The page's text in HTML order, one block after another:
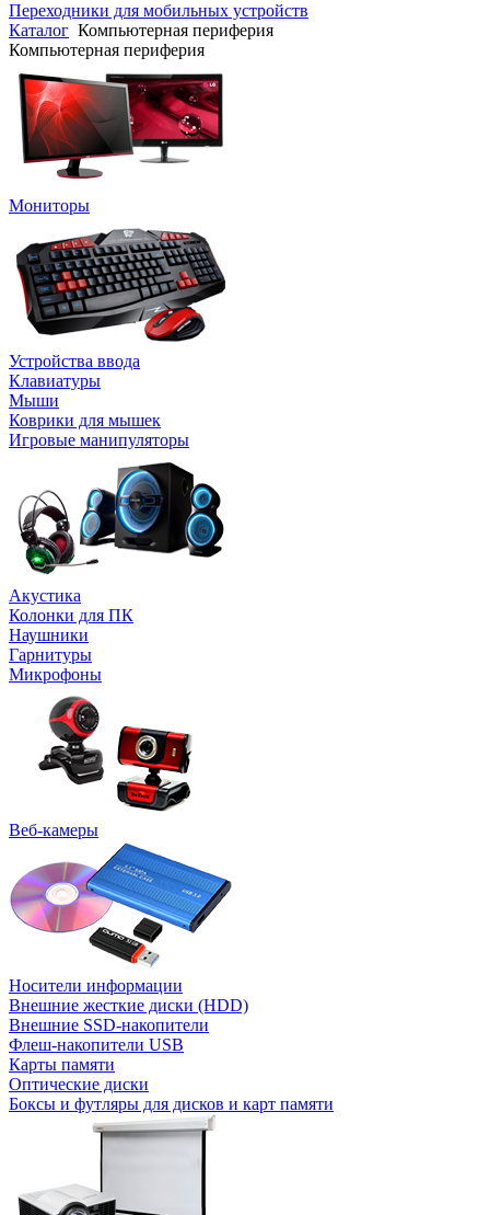
Переходники для мобильных устройств
Каталог Компьютерная периферия
Компьютерная периферия
Мониторы
Устройства ввода
Клавиатуры
Мыши
Коврики для мышек
Игровые манипуляторы
Акустика
Колонки для ПК
Наушники
Гарнитуры
Микрофоны
Веб-камеры
Носители информации
Внешние жесткие диски (HDD)
Внешние SSD-накопители
Флеш-накопители USB
Карты памяти
Оптические диски
Боксы и футляры для дисков и карт памяти